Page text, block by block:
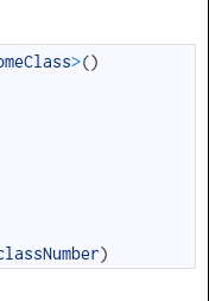
>()
)